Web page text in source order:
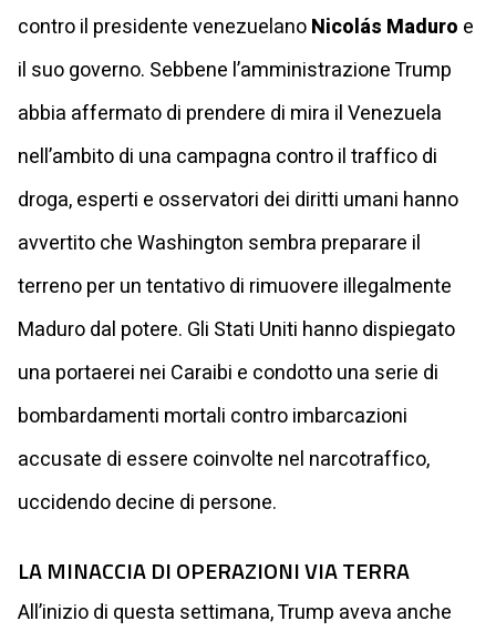
contro il presidente venezuelanoNicolás Maduro e
il suo governo. Sebbene l’amministrazione Trump
abbia affermato di prendere di mira il Venezuela
nell’ambito di una campagna contro il traffico di
droga, esperti e osservatori dei diritti umani hanno
avvertito che Washington sembra preparare il
terreno per un tentativo di rimuovere illegalmente
Maduro dal potere. Gli Stati Uniti hanno dispiegato
una portaerei nei Caraibi e condotto una serie di
bombardamenti mortali contro imbarcazioni
accusate di essere coinvolte nel narcotraffico,
uccidendo decine di persone.
LA MINACCIA DI OPERAZIONI VIA TERRA
All’inizio di questa settimana, Trump aveva anche